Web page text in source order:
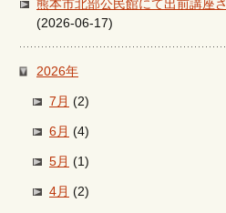
熊本市北部公民館にて出前講座
(2026-06-17)
2026年
7月 (2)
6月 (4)
5月 (1)
4月 (2)